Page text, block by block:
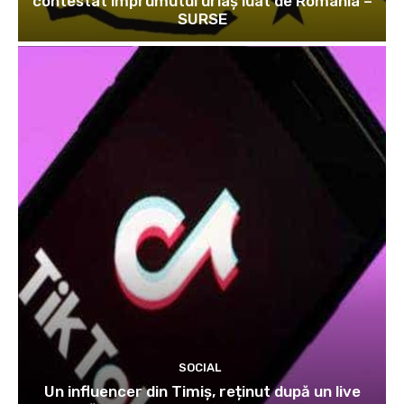
SURSE
SOCIAL
Un influencer din Timiș, reținut după un live